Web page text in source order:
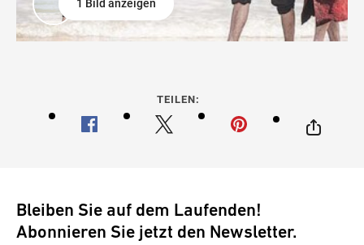
1 Bild anzeigen
TEILEN:
Bleiben Sie auf dem Laufenden!
Abonnieren Sie jetzt den Newsletter.